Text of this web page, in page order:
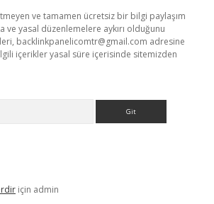
ve tamamen ücretsiz bir bilgi paylaşım
ve yasal düzenlemelere aykırı olduğunu
backlinkpanelicomtr@gmail.com adresine
içerikler yasal süre içerisinde sitemizden
için admin